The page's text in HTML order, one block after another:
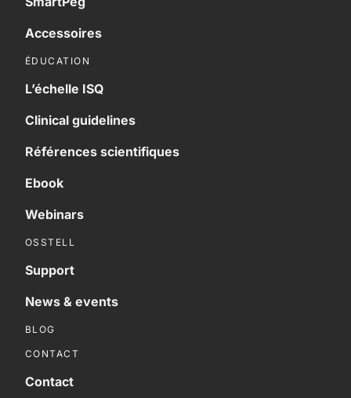
Accessoires
ÉDUCATION
L’échelle ISQ
Clinical guidelines
Références scientifiques
Ebook
Webinars
OSSTELL
Support
News & events
BLOG
CONTACT
Contact